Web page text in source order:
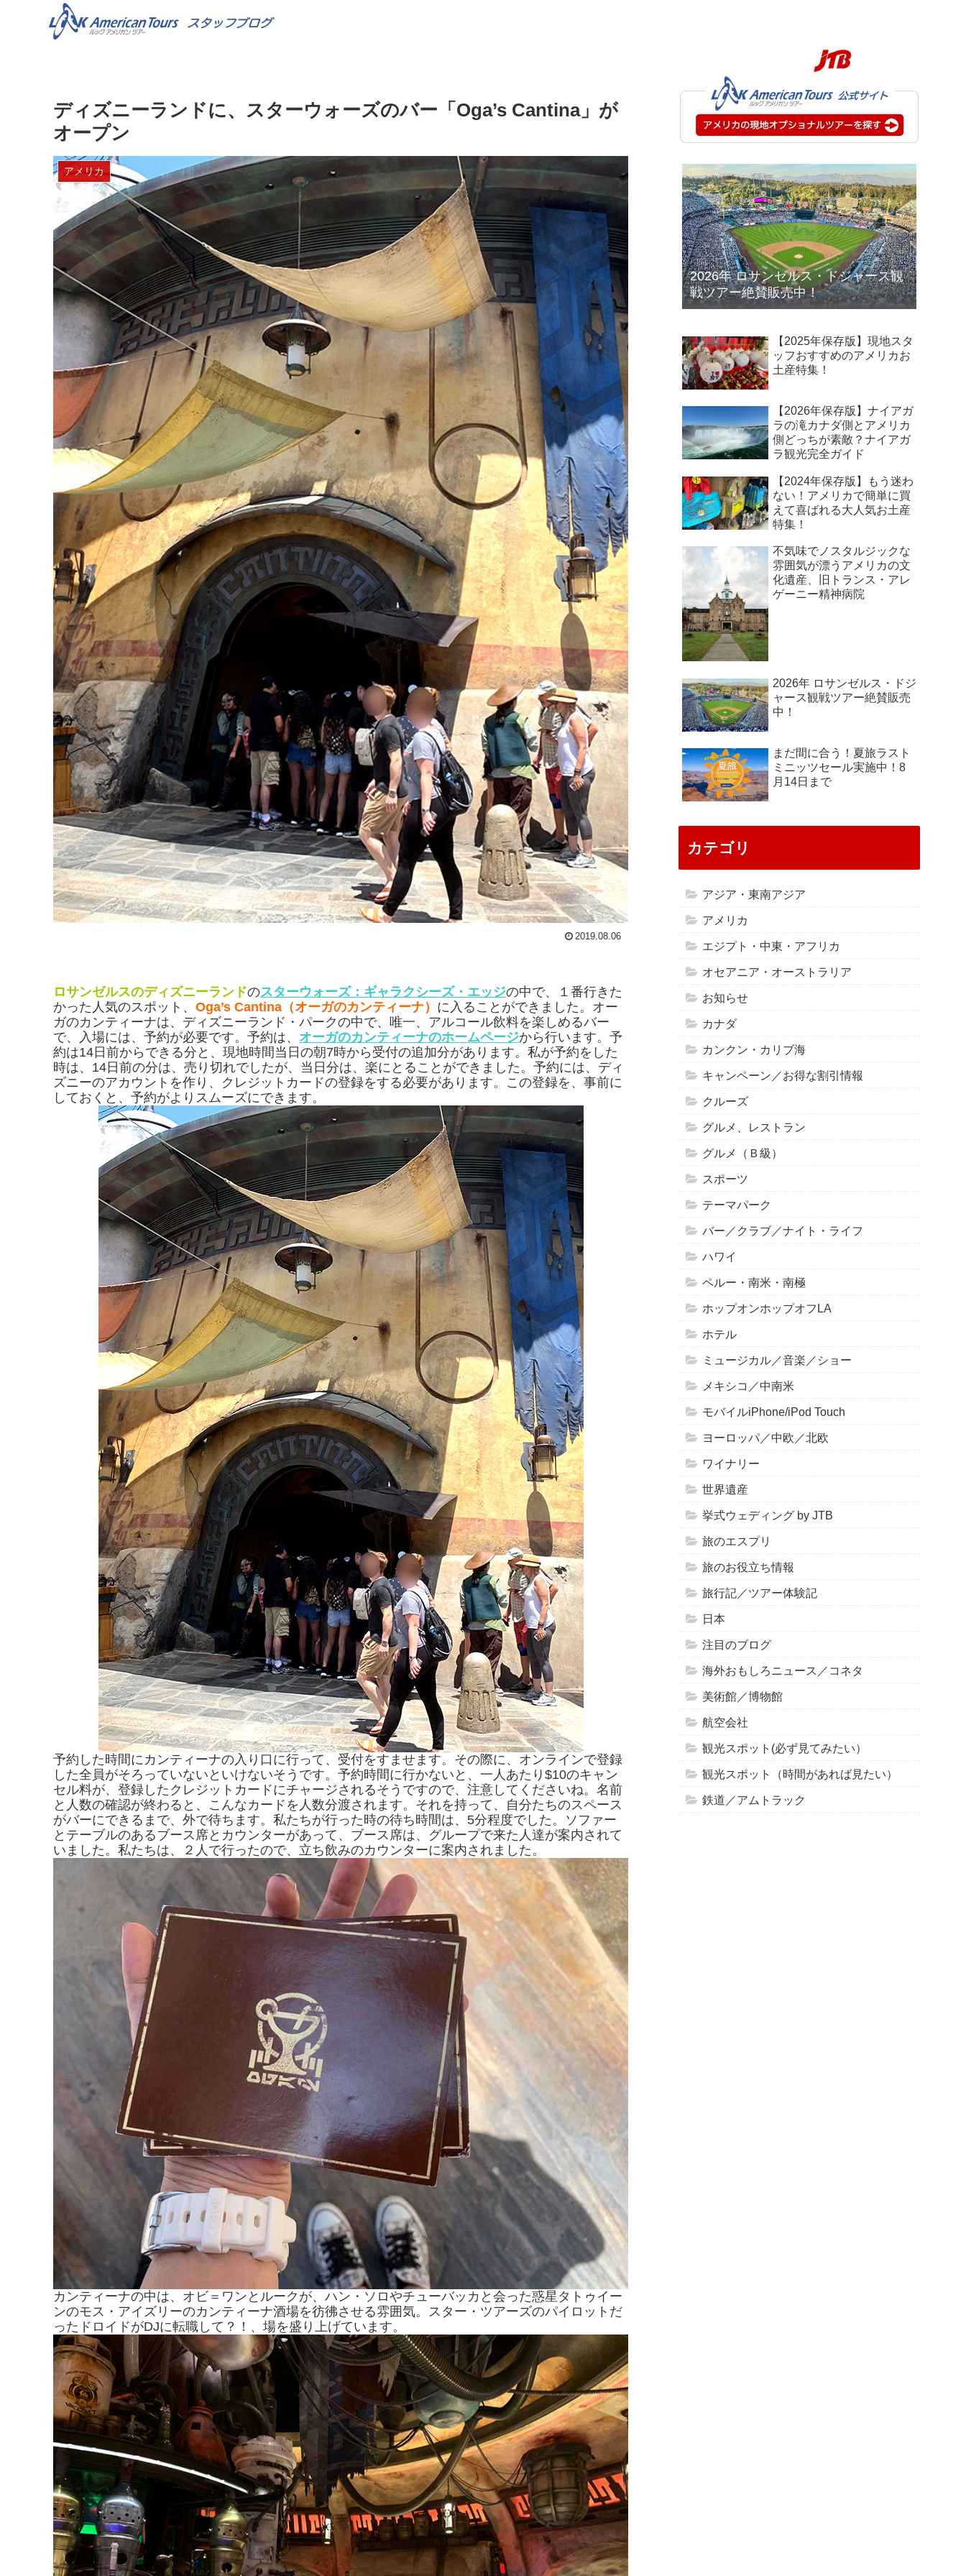
ディズニーランドに、スターウォーズのバー「Oga’s Cantina」が
オープン
アメリカ
2019.08.06
ロサンゼルスのディズニーランドのスターウォーズ：ギャラクシーズ・エッジの中で、１番行きた
かった人気のスポット、 Oga’s Cantina（オーガのカンティーナ） に入ることができました。オー
ガのカンティーナは、ディズニーランド・パークの中で、唯一、アルコール飲料を楽しめるバー
で、入場には、予約が必要です。予約は、 オーガのカンティーナのホームページから行います。予
約は14日前からできる分と、現地時間当日の朝7時から受付の追加分があります。私が予約をした
時は、14日前の分は、売り切れでしたが、当日分は、楽にとることができました。予約には、ディ
ズニーのアカウントを作り、クレジットカードの登録をする必要があります。この登録を、事前に
しておくと、予約がよりスムーズにできます。
予約した時間にカンティーナの入り口に行って、受付をすませます。その際に、オンラインで登録
した全員がそろっていないといけないそうです。予約時間に行かないと、一人あたり$10のキャン
セル料が、登録したクレジットカードにチャージされるそうですので、注意してくださいね。名前
と人数の確認が終わると、こんなカードを人数分渡されます。それを持って、自分たちのスペース
がバーにできるまで、外で待ちます。私たちが行った時の待ち時間は、5分程度でした。ソファー
とテーブルのあるブース席とカウンターがあって、ブース席は、グループで来た人達が案内されて
いました。私たちは、２人で行ったので、立ち飲みのカウンターに案内されました。
カンティーナの中は、オビ＝ワンとルークが、ハン・ソロやチューバッカと会った惑星タトゥイー
ンのモス・アイズリーのカンティーナ酒場を彷彿させる雰囲気。スター・ツアーズのパイロットだ
ったドロイドがDJに転職して？！、場を盛り上げています。
2026年 ロサンゼルス・ドジャース観
戦ツアー絶賛販売中！
【2025年保存版】現地スタ
ッフおすすめのアメリカお
土産特集！
【2026年保存版】ナイアガ
ラの滝カナダ側とアメリカ
側どっちが素敵？ナイアガ
ラ観光完全ガイド
【2024年保存版】もう迷わ
ない！アメリカで簡単に買
えて喜ばれる大人気お土産
特集！
不気味でノスタルジックな
雰囲気が漂うアメリカの文
化遺産、旧トランス・アレ
ゲーニー精神病院
2026年 ロサンゼルス・ドジ
ャース観戦ツアー絶賛販売
中！
まだ間に合う！夏旅ラスト
ミニッツセール実施中！8
月14日まで
カテゴリ
アジア・東南アジア
アメリカ
エジプト・中東・アフリカ
オセアニア・オーストラリア
お知らせ
カナダ
カンクン・カリブ海
キャンペーン／お得な割引情報
クルーズ
グルメ、レストラン
グルメ（Ｂ級）
スポーツ
テーマパーク
バー／クラブ／ナイト・ライフ
ハワイ
ペルー・南米・南極
ホップオンホップオフLA
ホテル
ミュージカル／音楽／ショー
メキシコ／中南米
モバイルiPhone/iPod Touch
ヨーロッパ／中欧／北欧
ワイナリー
世界遺産
挙式ウェディング by JTB
旅のエスプリ
旅のお役立ち情報
旅行記／ツアー体験記
日本
注目のブログ
海外おもしろニュース／コネタ
美術館／博物館
航空会社
観光スポット(必ず見てみたい）
観光スポット（時間があれば見たい）
鉄道／アムトラック